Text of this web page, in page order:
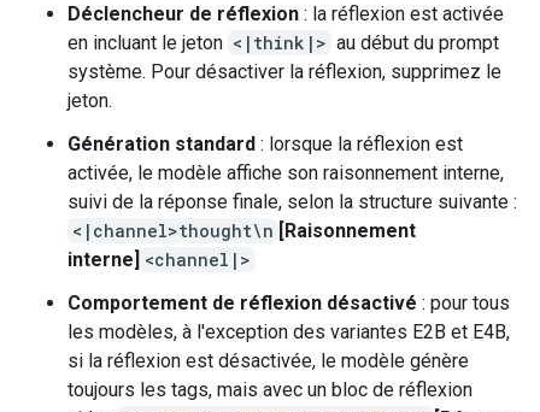
Déclencheur de réflexion : la réflexion est activée
en incluant le jeton <|think|> au début du prompt
système. Pour désactiver la réflexion, supprimez le
jeton.
Génération standard : lorsque la réflexion est
activée, le modèle affiche son raisonnement interne,
suivi de la réponse finale, selon la structure suivante :
<|channel>thought\n [Raisonnement
interne] <channel|>
Comportement de réflexion désactivé : pour tous
les modèles, à l'exception des variantes E2B et E4B,
si la réflexion est désactivée, le modèle génère
toujours les tags, mais avec un bloc de réflexion